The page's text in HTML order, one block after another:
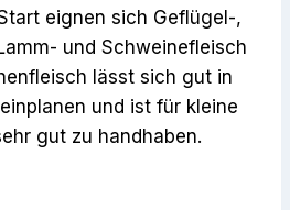
eignen sich Geflügel-,
und Schweinefleisch
lässt sich gut in
und ist für kleine
gut zu handhaben.